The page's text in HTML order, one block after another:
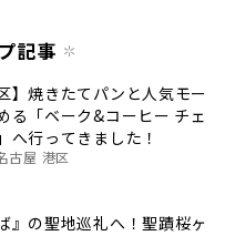
記事
】焼きたてパンと人気モー
る「ベーク&コーヒー チェ
へ行ってきました！
古屋 港区
』の聖地巡礼へ！聖蹟桜ヶ